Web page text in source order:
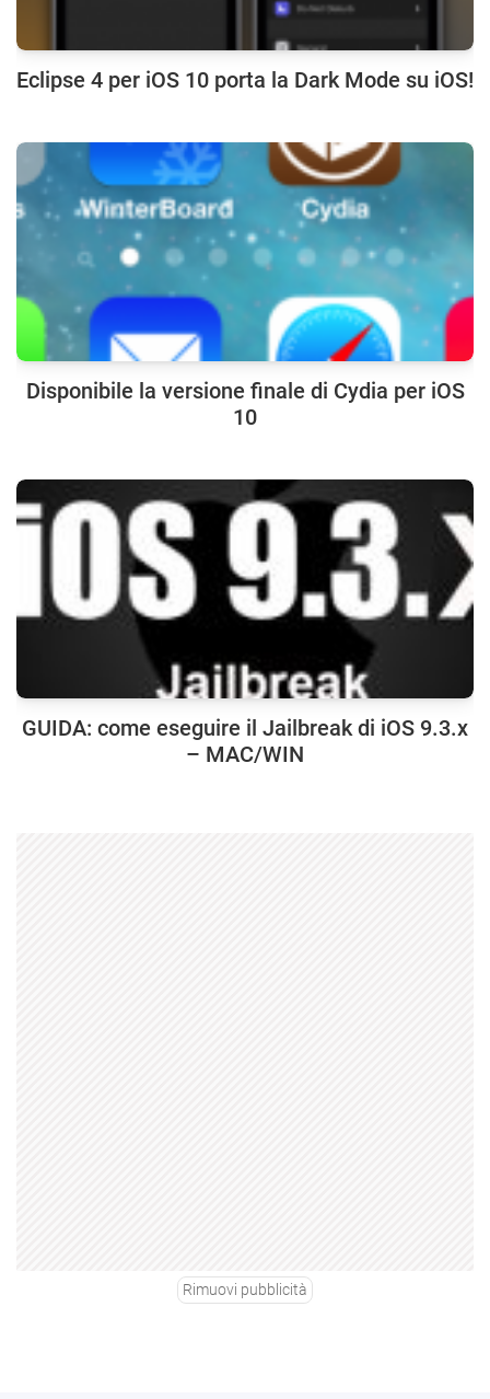
Eclipse 4 per iOS 10 porta la Dark Mode su iOS!
Disponibile la versione finale di Cydia per iOS
10
GUIDA: come eseguire il Jailbreak di iOS 9.3.x
– MAC/WIN
Rimuovi pubblicità